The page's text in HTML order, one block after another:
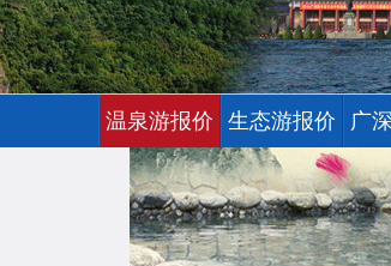
温泉游报价 生态游报价 广